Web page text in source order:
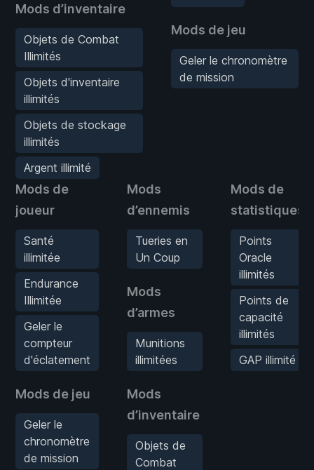
Mods d’inventaire
Objets de Combat
Illimités
Objets d'inventaire
illimités
Objets de stockage
illimités
Argent illimité
Mods de jeu
Geler le chronomètre
de mission
Mods de
joueur
Santé
illimitée
Endurance
Illimitée
Geler le
compteur
d'éclatement
Mods de jeu
Geler le
chronomètre
de mission
Mods
d’ennemis
Tueries en
Un Coup
Mods
d’armes
Munitions
illimitées
Mods
d’inventaire
Objets de
Combat
Mods de
statistiques
Points
Oracle
illimités
Points de
capacité
illimités
GAP illimité